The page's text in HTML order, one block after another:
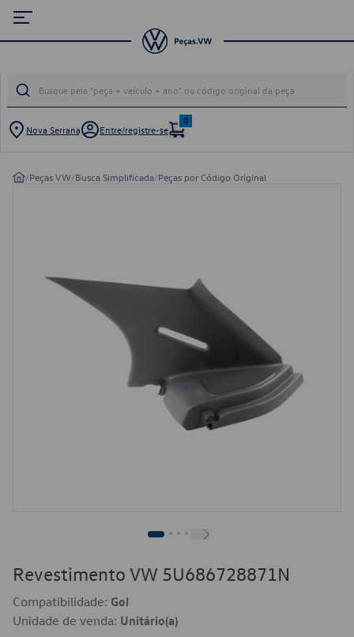
Nova Serrana Entre/registre-se
0
/Peças VW/Busca Simplificada/Peças por Código Original
Revestimento VW 5U686728871N
Compatibilidade: Gol
Unidade de venda: Unitário(a)